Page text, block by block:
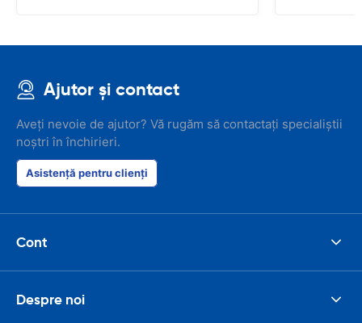
Ajutor și contact
Aveți nevoie de ajutor? Vă rugăm să contactați specialiștii
noștri în închirieri.
Asistență pentru clienți
Cont
Despre noi